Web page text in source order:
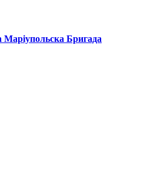
Бригада